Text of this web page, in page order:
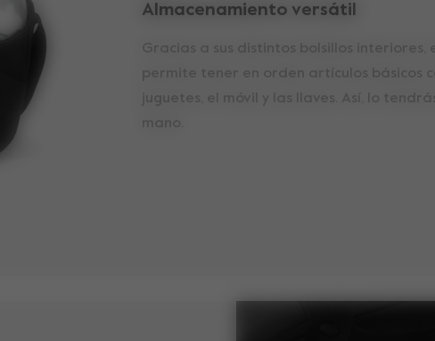
Almacenamiento versátil